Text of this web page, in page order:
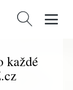
Vyhledávání
každé